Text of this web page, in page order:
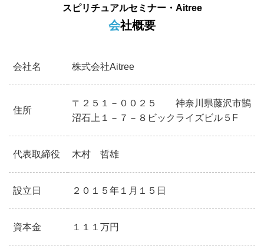
スピリチュアルセミナー・Aitree
会社概要
会社名 株式会社Aitree
住所
〒２５１－００２５ 神奈川県藤沢市鵠
沼石上１－７－８ビックライズビル５F
代表取締役 木村 哲雄
設立日 ２０１５年１月１５日
資本金 １１１万円